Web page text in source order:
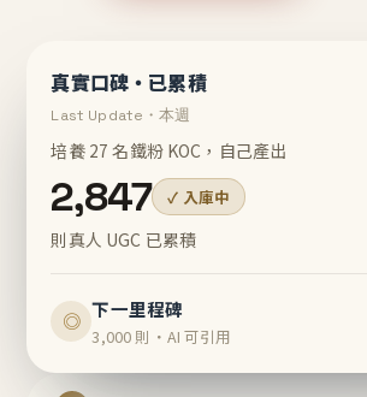
真實口碑・已累積
Last Update・本週
培養 27 名鐵粉 KOC，自己產出
2,847 ✓ 入庫中
則真人 UGC 已累積
◎ 下一里程碑
3,000 則・AI 可引用